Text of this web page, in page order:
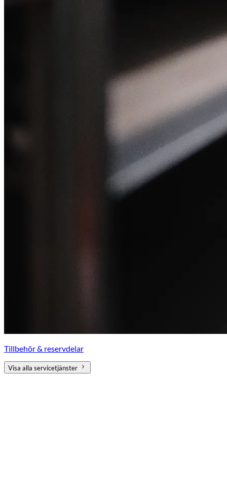
Tillbehör & reservdelar
Visa alla servicetjänster